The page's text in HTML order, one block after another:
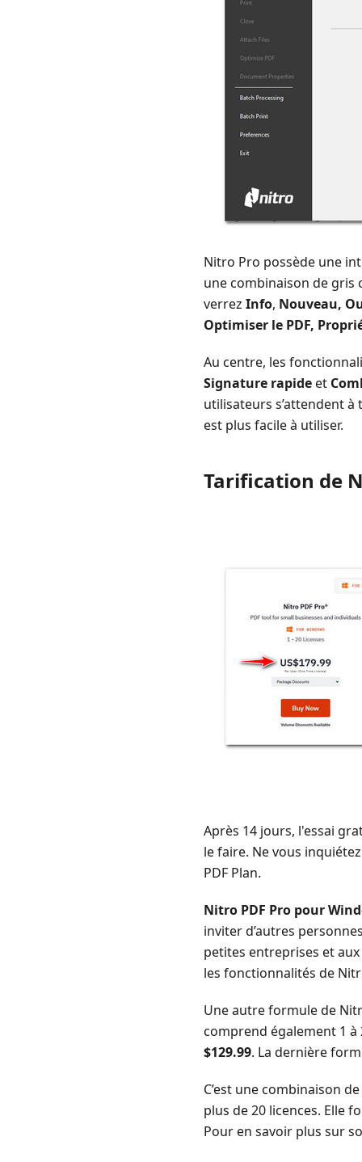
Nitro Pro possède une
une combinaison de gris
verrez Info, Nouveau,
Optimiser le PDF,
Au centre, les
Signature rapide et
utilisateurs s’attendent à
est plus facile à utiliser.
Tarification de
Après 14 jours, l'essai
le faire. Ne vous
PDF Plan.
Nitro PDF Pro pour
inviter d’autres
petites entreprises et
les fonctionnalités de
Une autre formule de
comprend également 1
$129.99. La dernière
C’est une combinaison de
plus de 20 licences. Elle
Pour en savoir plus sur